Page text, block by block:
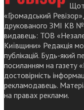
«Громадський
друкованого ЗМІ КВ
видавець: ТОВ
Київщини» Редакція
публікацій. Будь-який
посиланням на газету
достовірність
рекламодавець.
на правах реклами.